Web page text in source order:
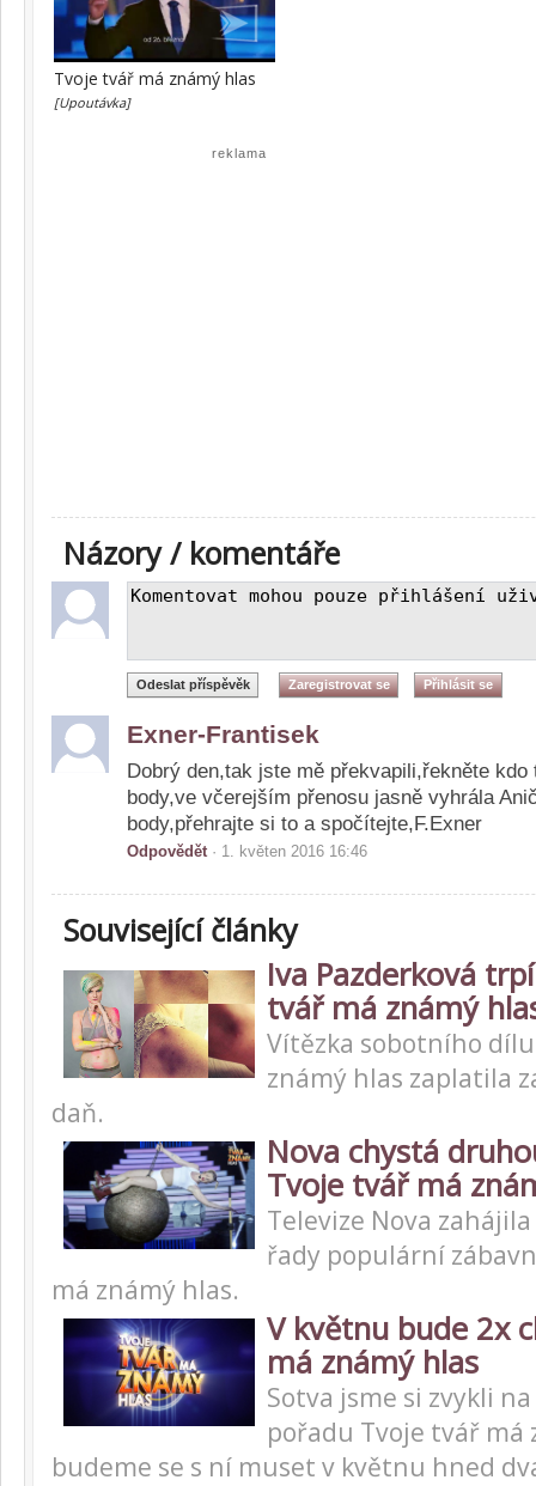
Tvoje tvář má známý hlas
[Upoutávka]
reklama
Názory / komentáře
Exner-Frantisek
Dobrý den,tak jste mě překvapili,řekněte
body,ve včerejším přenosu jasně vyhrála
body,přehrajte si to a spočítejte,F.Exner
Odpovědět· 1. květen 2016 16:46
Související články
Iva Pazderková
tvář má známý
Vítězka sobotního
známý hlas zaplatila
daň.
Nova chystá
Tvoje tvář má
Televize Nova
řady populární
má známý hlas.
V květnu bude 2x
má známý hlas
Sotva jsme si zvykli
pořadu Tvoje tvář má
budeme se s ní muset v květnu hned